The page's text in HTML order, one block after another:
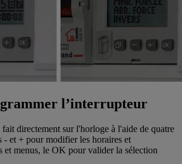
l’interrupteur
directement sur l'horloge à l'aide de quatre
- et + pour modifier les horaires et
et menus, le OK pour valider la sélection